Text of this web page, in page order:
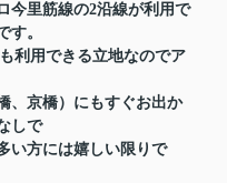
今里筋線の2沿線が利用で
す。
利用できる立地なのでア
、京橋）にもすぐお出か
しで
い方には嬉しい限りで